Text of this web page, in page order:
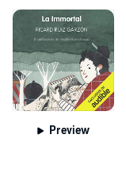
Preview